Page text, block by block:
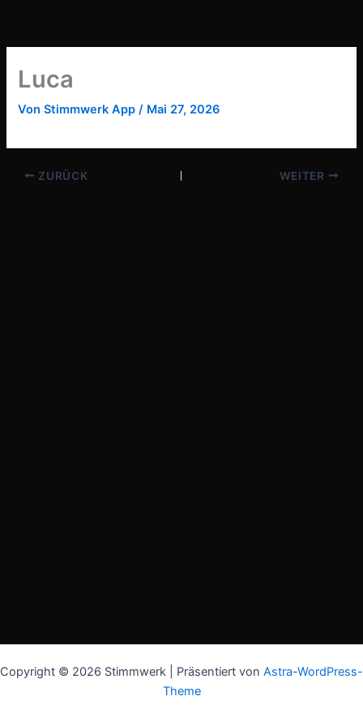
springen
Luca
VonStimmwerk App/ Mai 27, 2026
ZURÜCK WEITER
Copyright © 2026 Stimmwerk | Präsentiert von Astra-WordPress-
Theme